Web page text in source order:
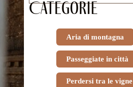
Categorie
Aria di montagna
Passeggiate in città
Perdersi tra le vigne